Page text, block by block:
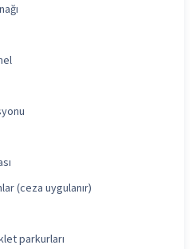
(ceza uygulanır)
parkurları